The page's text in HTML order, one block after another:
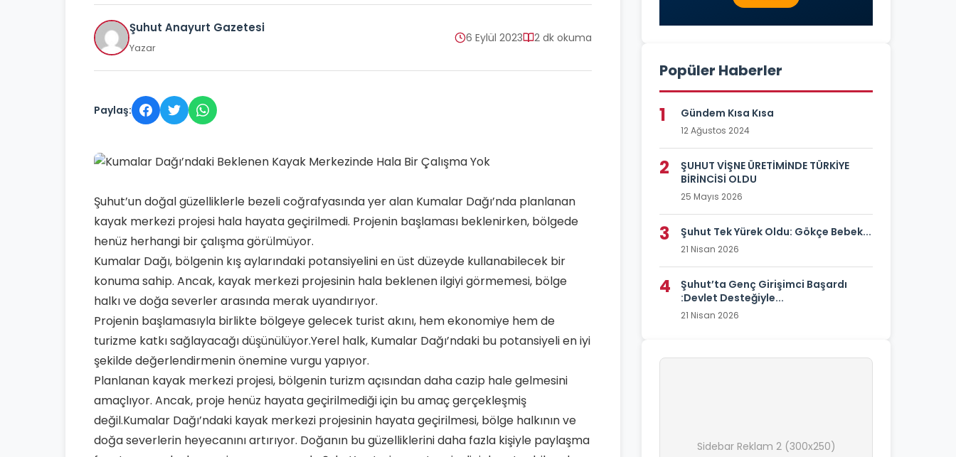
Şuhut Anayurt Gazetesi
Yazar
6 Eylül 2023 2 dk okuma
Paylaş:
Şuhut’un doğal güzelliklerle bezeli coğrafyasında yer alan Kumalar Dağı’nda planlanan
kayak merkezi projesi hala hayata geçirilmedi. Projenin başlaması beklenirken, bölgede
henüz herhangi bir çalışma görülmüyor.
Kumalar Dağı, bölgenin kış aylarındaki potansiyelini en üst düzeyde kullanabilecek bir
konuma sahip. Ancak, kayak merkezi projesinin hala beklenen ilgiyi görmemesi, bölge
halkı ve doğa severler arasında merak uyandırıyor.
Projenin başlamasıyla birlikte bölgeye gelecek turist akını, hem ekonomiye hem de
turizme katkı sağlayacağı düşünülüyor.Yerel halk, Kumalar Dağı’ndaki bu potansiyeli en iyi
şekilde değerlendirmenin önemine vurgu yapıyor.
Planlanan kayak merkezi projesi, bölgenin turizm açısından daha cazip hale gelmesini
amaçlıyor. Ancak, proje henüz hayata geçirilmediği için bu amaç gerçekleşmiş
değil.Kumalar Dağı’ndaki kayak merkezi projesinin hayata geçirilmesi, bölge halkının ve
doğa severlerin heyecanını artırıyor. Doğanın bu güzelliklerini daha fazla kişiyle paylaşma
Popüler Haberler
1 Gündem Kısa Kısa
12 Ağustos 2024
2
ŞUHUT VİŞNE ÜRETİMİNDE TÜRKİYE
BİRİNCİSİ OLDU
25 Mayıs 2026
3 Şuhut Tek Yürek Oldu: Gökçe Bebek...
21 Nisan 2026
4
Şuhut’ta Genç Girişimci Başardı
:Devlet Desteğiyle...
21 Nisan 2026
Sidebar Reklam 2 (300x250)